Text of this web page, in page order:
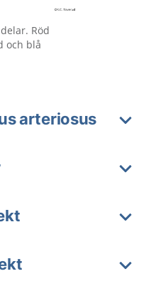
Röd
och blå
arteriosus